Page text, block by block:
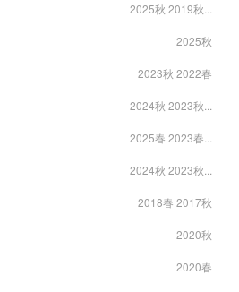
2025秋 2019秋...
2025秋
2023秋 2022春
2024秋 2023秋...
2025春 2023春...
2024秋 2023秋...
2018春 2017秋
2020秋
2020春